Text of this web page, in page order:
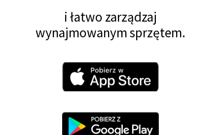
i łatwo zarządzaj
wynajmowanym sprzętem.